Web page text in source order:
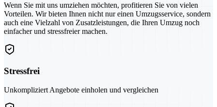
Wenn Sie mit uns umziehen möchten, profitieren Sie von vielen
Vorteilen. Wir bieten Ihnen nicht nur einen Umzugsservice, sondern
auch eine Vielzahl von Zusatzleistungen, die Ihren Umzug noch
einfacher und stressfreier machen.
Stressfrei
Unkompliziert Angebote einholen und vergleichen